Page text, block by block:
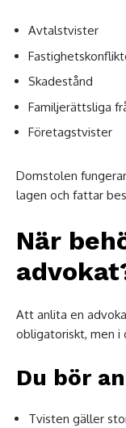
Avtalstvister
Skadestånd
Familjerättsliga
Företagstvister
Domstolen
lagen och fattar
När
Att anlita en
obligatoriskt, men
Du bör
Tvisten gäller